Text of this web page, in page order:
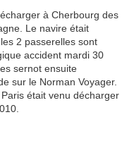
à Cherbourg des
Le navire était
2 passerelles sont
accident mardi 30
sernot ensuite
sur le Norman Voyager.
était venu décharger